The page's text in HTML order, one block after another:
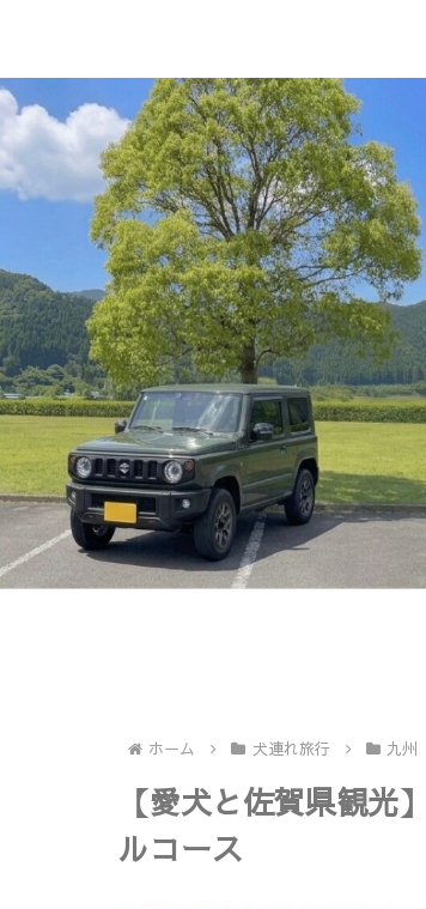
ホーム 犬連れ旅行 九州
【愛犬と佐賀県観光
ルコース